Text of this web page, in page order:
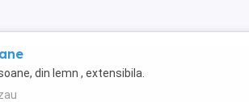
din lemn , extensibila.